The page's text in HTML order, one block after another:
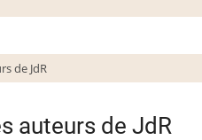
de JdR
auteurs de JdR